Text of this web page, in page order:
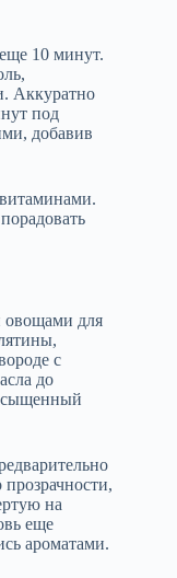
10 минут.
Аккуратно
под
добавив
овощами для
с
до
на
еще
ароматами.